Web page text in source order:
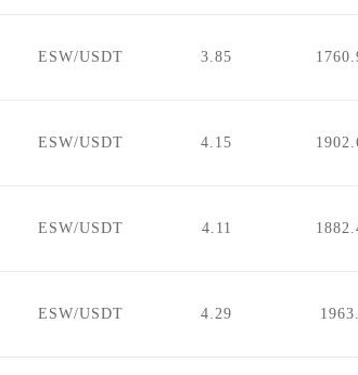
ESW/USDT 3.85
ESW/USDT 4.15
ESW/USDT 4.11
ESW/USDT 4.29